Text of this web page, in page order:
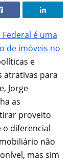
é uma
de imóveis no
e
atrativas para
Jorge
as
proveito
o diferencial
não
mas sim